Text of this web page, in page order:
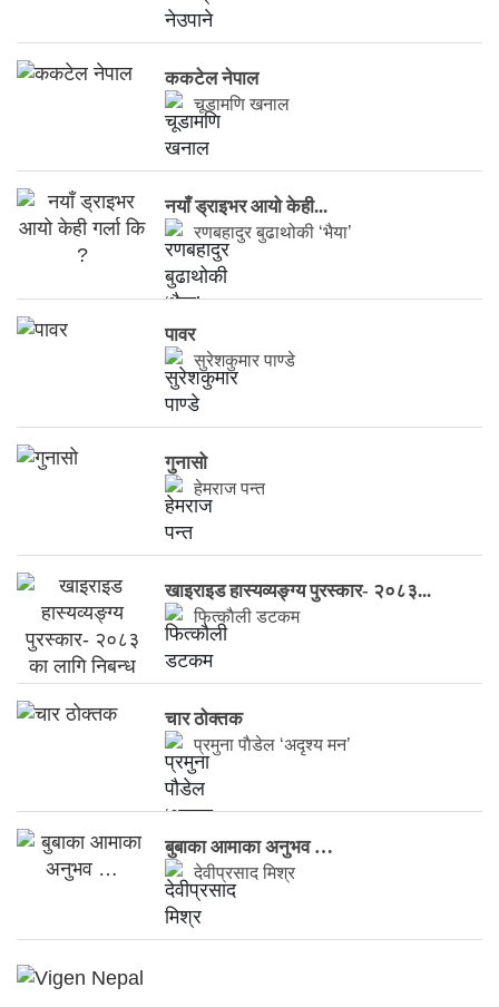
ककटेल नेपाल
चूडामणि खनाल
नयाँ ड्राइभर आयो केही...
रणबहादुर बुढाथोकी ‘भैया’
पावर
सुरेशकुमार पाण्डे
गुनासो
हेमराज पन्त
खाइराइड हास्यव्यङ्ग्य पुरस्कार- २०८३...
फित्काैली डटकम
चार ठाेक्तक
प्रमुना पाैडेल ‘अदृश्य मन’
बुबाका आमाका अनुभव …
देवीप्रसाद मिश्र